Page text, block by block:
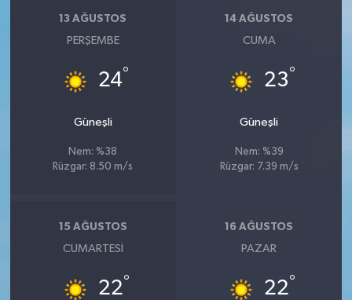
13 AĞUSTOS
PERŞEMBE
24°
Güneşli
Nem: %38
Rüzgar: 8.50 m/s
14 AĞUSTOS
CUMA
23°
Güneşli
Nem: %39
Rüzgar: 7.39 m/s
15 AĞUSTOS
CUMARTESI
22°
16 AĞUSTOS
PAZAR
22°